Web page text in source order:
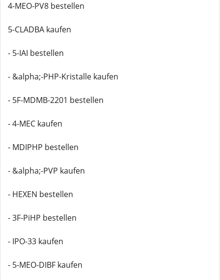
4-MEO-PV8 bestellen
5-CLADBA kaufen
- 5-IAI bestellen
- &alpha;-PHP-Kristalle kaufen
- 5F-MDMB-2201 bestellen
- 4-MEC kaufen
- MDIPHP bestellen
- &alpha;-PVP kaufen
- HEXEN bestellen
- 3F-PiHP bestellen
- IPO-33 kaufen
- 5-MEO-DIBF kaufen